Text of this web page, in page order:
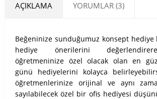
AÇIKLAMA YORUMLAR (3)
Beğeninize sunduğumuz konsept
hediye önerilerini
öğretmeninize özel olacak olan en
günü hediyelerini kolayca
öğretmenlerinize orijinal ve aynı
sayılabilecek özel bir ofis hediyesi